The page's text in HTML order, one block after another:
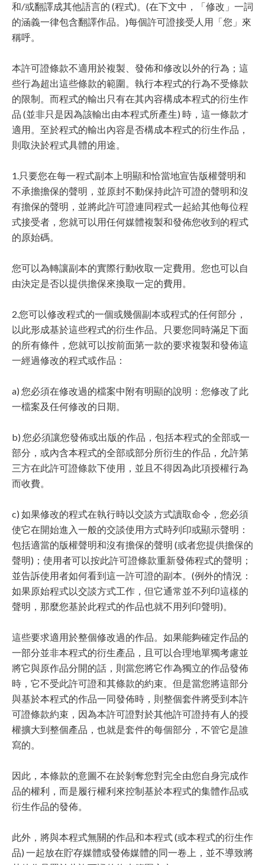
和/或翻譯成其他語言的 (程式)。(在下文中，「修改」一詞
的涵義一律包含翻譯作品。)每個許可證接受人用「您」來
稱呼。
本許可證條款不適用於複製、發佈和修改以外的行為；這
些行為超出這些條款的範圍。執行本程式的行為不受條款
的限制。而程式的輸出只有在其內容構成本程式的衍生作
品 (並非只是因為該輸出由本程式所產生) 時，這一條款才
適用。至於程式的輸出內容是否構成本程式的衍生作品，
則取決於程式具體的用途。
1.只要您在每一程式副本上明顯和恰當地宣告版權聲明和
不承擔擔保的聲明，並原封不動保持此許可證的聲明和沒
有擔保的聲明，並將此許可證連同程式一起給其他每位程
式接受者，您就可以用任何媒體複製和發佈您收到的程式
的原始碼。
您可以為轉讓副本的實際行動收取一定費用。您也可以自
由決定是否以提供擔保來換取一定的費用。
2.您可以修改程式的一個或幾個副本或程式的任何部分，
以此形成基於這些程式的衍生作品。只要您同時滿足下面
的所有條件，您就可以按前面第一款的要求複製和發佈這
一經過修改的程式或作品：
a) 您必須在修改過的檔案中附有明顯的說明：您修改了此
一檔案及任何修改的日期。
b) 您必須讓您發佈或出版的作品，包括本程式的全部或一
部分，或內含本程式的全部或部分所衍生的作品，允許第
三方在此許可證條款下使用，並且不得因為此項授權行為
而收費。
c) 如果修改的程式在執行時以交談方式讀取命令，您必須
使它在開始進入一般的交談使用方式時列印或顯示聲明：
包括適當的版權聲明和沒有擔保的聲明 (或者您提供擔保的
聲明)；使用者可以按此許可證條款重新發佈程式的聲明；
並告訴使用者如何看到這一許可證的副本。(例外的情況：
如果原始程式以交談方式工作，但它通常並不列印這樣的
聲明，那麼您基於此程式的作品也就不用列印聲明)。
這些要求適用於整個修改過的作品。如果能夠確定作品的
一部分並非本程式的衍生產品，且可以合理地單獨考慮並
將它與原作品分開的話，則當您將它作為獨立的作品發佈
時，它不受此許可證和其條款的約束。但是當您將這部分
與基於本程式的作品一同發佈時，則整個套件將受到本許
可證條款約束，因為本許可證對於其他許可證持有人的授
權擴大到整個產品，也就是套件的每個部分，不管它是誰
寫的。
因此，本條款的意圖不在於剝奪您對完全由您自身完成作
品的權利，而是履行權利來控制基於本程式的集體作品或
衍生作品的發佈。
此外，將與本程式無關的作品和本程式 (或本程式的衍生作
品) 一起放在貯存媒體或發佈媒體的同一卷上，並不導致將